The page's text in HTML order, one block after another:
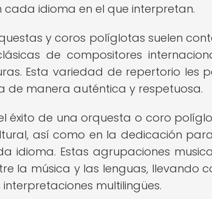
cada idioma en el que interpretan.
y coros políglotas suelen
de compositores
Esta variedad de repertorio les
de manera auténtica y respetuosa.
éxito de una orquesta o coro
así como en la dedicación
idioma. Estas agrupaciones
la música y las lenguas, llevando
multilingües.